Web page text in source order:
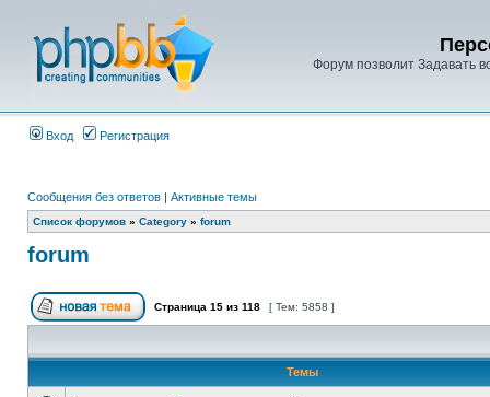
Форум позволит Задавать
Вход Регистрация
Сообщения без ответов | Активные темы
Список форумов » Category » forum
forum
Страница 15 из 118 [ Тем: 5858 ]
Темы